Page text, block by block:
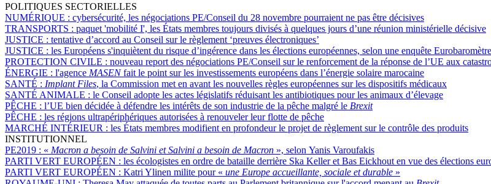
POLITIQUES SECTORIELLES
NUMÉRIQUE : cybersécurité, les négociations PE/Conseil du 28 novembre pourraient ne pas être décisives
TRANSPORTS : paquet 'mobilité I', les États membres toujours divisés à quelques jours d’une réunion ministérielle décisive
JUSTICE : tentative d’accord au Conseil sur le règlement ‘preuves électroniques’
JUSTICE : les Européens s'inquiètent du risque d’ingérence dans les élections européennes, selon une enquête Eurobaromètre
PROTECTION CIVILE : nouveau report des négociations PE/Conseil sur le renforcement de la réponse de l’UE aux
ÉNERGIE : l'agence MASENfait le point sur les investissements européens dans l’énergie solaire marocaine
SANTÉ : Implant Files, la Commission met en avant les nouvelles règles européennes sur les dispositifs médicaux
SANTÉ ANIMALE : le Conseil adopte les actes législatifs réduisant les antibiotiques pour les animaux d’élevage
PÊCHE : l’UE bien décidée à défendre les intérêts de son industrie de la pêche malgré le Brexit
PÊCHE : les régions ultrapériphériques autorisées à renouveler leur flotte de pêche
MARCHÉ INTÉRIEUR : les États membres modifient en profondeur le projet de règlement sur le contrôle des produits
INSTITUTIONNEL
PE2019 : « Macron a besoin de Salvini et Salvini a besoin de Macron », selon Yanis Varoufakis
PARTI VERT EUROPÉEN : les écologistes en ordre de bataille derrière Ska Keller et Bas Eickhout en vue des élections
PARTI VERT EUROPÉEN : Katri Ylinen milite pour « une Europe accueillante, sociale et durable »